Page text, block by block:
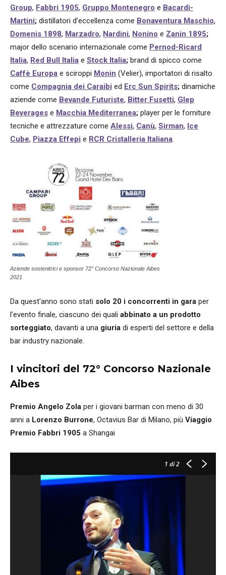
Group, Fabbri 1905, Gruppo Montenegro e Bacardi-
Martini; distillatori d’eccellenza come Bonaventura Maschio,
Domenis 1898, Marzadro, Nardini, Nonino e Zanin 1895;
major dello scenario internazionale come Pernod-Ricard
Italia, Red Bull Italia e Stock Italia; brand di spicco come
Caffè Europa e sciroppi Monin (Velier), importatori di risalto
come Compagnia dei Caraibi ed Erc Sun Spirits; dinamiche
aziende come Bevande Futuriste, Bitter Fusetti, Glep
Beverages e Macchia Mediterranea; player per le forniture
tecniche e attrezzature come Alessi, Canù, Sirman, Ice
Cube, Piazza Effepi e RCR Cristalleria Italiana.
Aziende sostenitrici e sponsor 72° Concorso Nazionale Aibes
2021
Da quest'anno sono stati solo 20 i concorrenti in gara per
l'evento finale, ciascuno dei quali abbinato a un prodotto
sorteggiato, davanti a una giuria di esperti del settore e della
bar industry nazionale.
I vincitori del 72° Concorso Nazionale
Aibes
Premio Angelo Zola per i giovani barman con meno di 30
anni a Lorenzo Burrone, Octavius Bar di Milano, più Viaggio
Premio Fabbri 1905 a Shangai
1 di 2